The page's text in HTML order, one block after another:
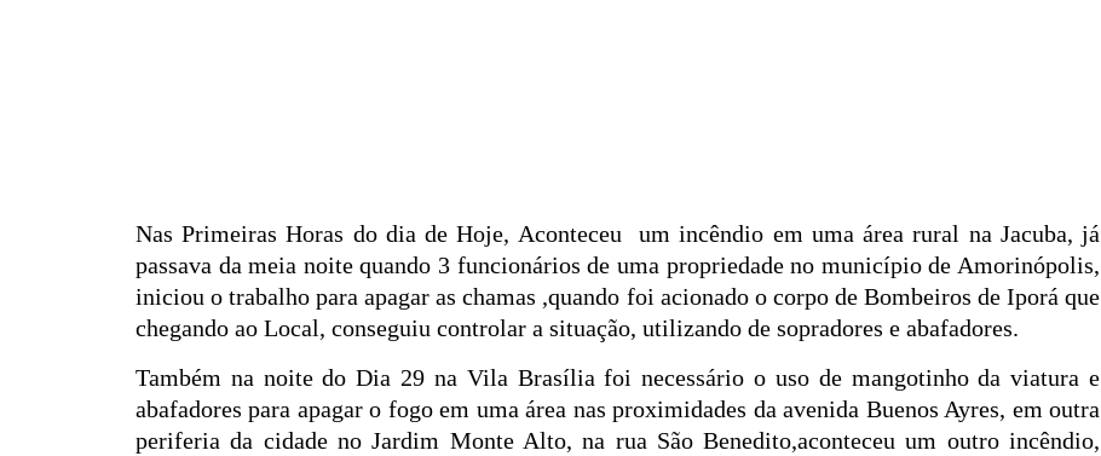
Nas Primeiras Horas do dia de Hoje, Aconteceu um incêndio em uma área rural na Jacuba, já
passava da meia noite quando 3 funcionários de uma propriedade no município de Amorinópolis,
iniciou o trabalho para apagar as chamas ,quando foi acionado o corpo de Bombeiros de Iporá que
chegando ao Local, conseguiu controlar a situação, utilizando de sopradores e abafadores.
Também na noite do Dia 29 na Vila Brasília foi necessário o uso de mangotinho da viatura e
abafadores para apagar o fogo em uma área nas proximidades da avenida Buenos Ayres, em outra
periferia da cidade no Jardim Monte Alto, na rua São Benedito,aconteceu um outro incêndio,